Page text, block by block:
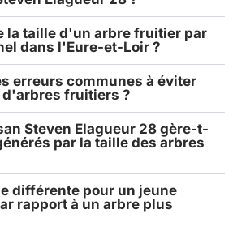
la taille d'un arbre fruitier par
dans l'Eure-et-Loir ?
erreurs communes à éviter
d'arbres fruitiers ?
Steven Elagueur 28 gère-t-
par la taille des arbres
différente pour un jeune
rapport à un arbre plus